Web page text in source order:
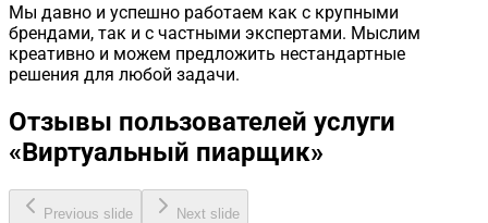
Мы давно и успешно работаем как с крупными
брендами, так и с частными экспертами. Мыслим
креативно и можем предложить нестандартные
решения для любой задачи.
Отзывы пользователей услуги
«Виртуальный пиарщик»
Previous slide Next slide